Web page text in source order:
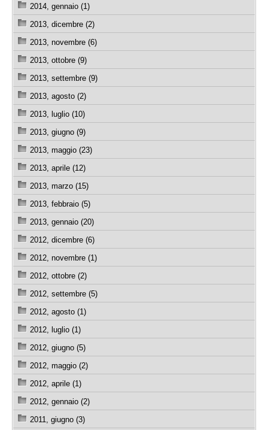
2014, gennaio (1)
2013, dicembre (2)
2013, novembre (6)
2013, ottobre (9)
2013, settembre (9)
2013, agosto (2)
2013, luglio (10)
2013, giugno (9)
2013, maggio (23)
2013, aprile (12)
2013, marzo (15)
2013, febbraio (5)
2013, gennaio (20)
2012, dicembre (6)
2012, novembre (1)
2012, ottobre (2)
2012, settembre (5)
2012, agosto (1)
2012, luglio (1)
2012, giugno (5)
2012, maggio (2)
2012, aprile (1)
2012, gennaio (2)
2011, giugno (3)